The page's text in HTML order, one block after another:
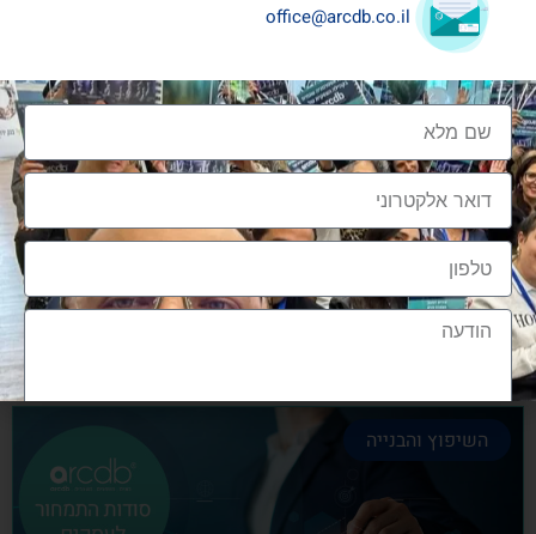
שיתופי פעולה בענף העיצוב והבניה
שיתופי פעולה בענף העיצוב והבניה הם מתכון הכרחי
להצלחה, לנו בארכדיבי יש את הניסיון והיכולת
אלעד גרגיר - מייסד ומנכ"ל arcdb
השיפוץ והבנייה
office@arcdb.co.il
הצטרפות לקהילה